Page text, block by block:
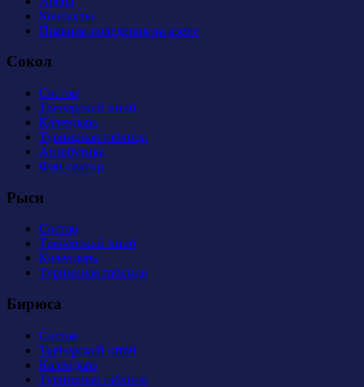
Контакты
Правила поведения на арене
Сокол
Состав
Тренерский штаб
Календарь
Турнирная таблица
Атрибутика
Фан-сектор
Рыси
Состав
Тренерский штаб
Календарь
Турнирная таблица
Бирюса
Состав
Тренерский штаб
Календарь
Турнирная таблица